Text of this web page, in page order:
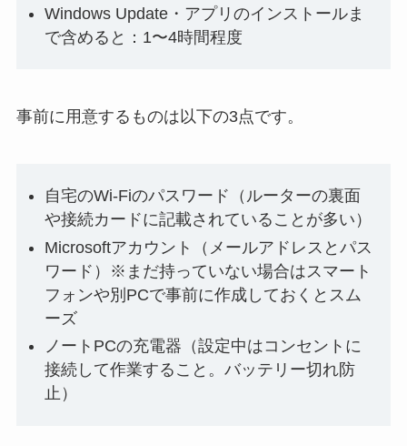
Windows Update・アプリのインストールま
で含めると：1〜4時間程度
事前に用意するものは以下の3点です。
自宅のWi-Fiのパスワード（ルーターの裏面
や接続カードに記載されていることが多い）
Microsoftアカウント（メールアドレスとパス
ワード）※まだ持っていない場合はスマート
フォンや別PCで事前に作成しておくとスム
ーズ
ノートPCの充電器（設定中はコンセントに
接続して作業すること。バッテリー切れ防
止）